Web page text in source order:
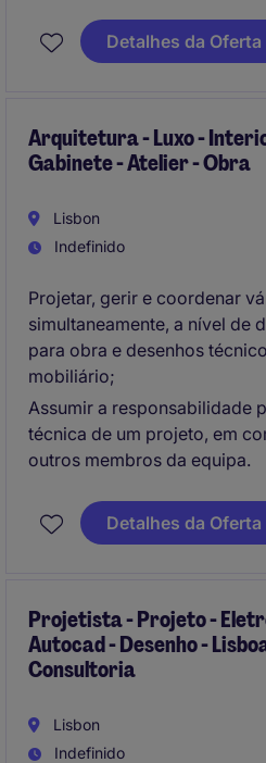
Detalhes da Oferta
Arquitetura - Luxo -
Gabinete - Atelier - Obra
Lisbon
Indefinido
Projetar, gerir e coordenar
simultaneamente, a nível de
para obra e desenhos
mobiliário;
Assumir a responsabilidade
técnica de um projeto, em
outros membros da equipa.
Detalhes da Oferta
Projetista - Projeto -
Autocad - Desenho -
Consultoria
Lisbon
Indefinido